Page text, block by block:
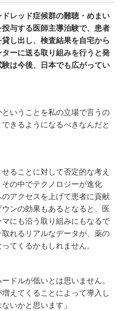
レッド症候群の難聴・めまい
与する医師主導治験で、患者
し出し、検査結果を自宅から
ーに送る取り組みを行うと発
は今後、日本でも広がってい
ということを私の立場で言うの
きるようになるべきなんだと
ることに対して否定的な考え
の中でテクノロジーが進化
アクセスを上げて患者に貢献
ンの効果もあるとなると、医
にも沿う取り組みにもなるで
れるリアルなデータが、薬の
てくるかもしれません。
ドルが低いとは思いません。
えてくることによって導入し
いかと思います」